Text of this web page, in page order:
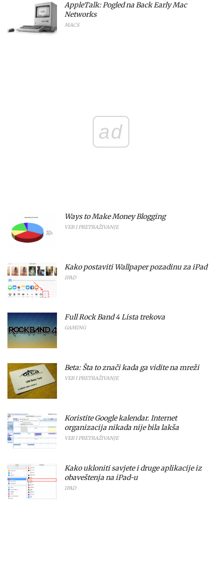
AppleTalk: Pogled na Back Early Mac
Networks
MACS
ad
Ways to Make Money Blogging
VEB I PRETRAŽIVANJE
Kako postaviti Wallpaper pozadinu za iPad
IPAD
Full Rock Band 4 Lista trekova
GAMING
Beta: Šta to znači kada ga vidite na mreži
VEB I PRETRAŽIVANJE
Koristite Google kalendar. Internet
organizacija nikada nije bila lakša
VEB I PRETRAŽIVANJE
Kako ukloniti savjete i druge aplikacije iz
obaveštenja na iPad-u
IPAD